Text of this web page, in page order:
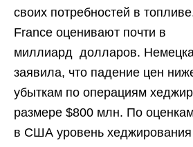
своих потребностей в
France оценивают почти в
миллиард долларов.
заявила, что падение цен
убыткам по операциям
размере $800 млн. По
в США уровень хеджирования